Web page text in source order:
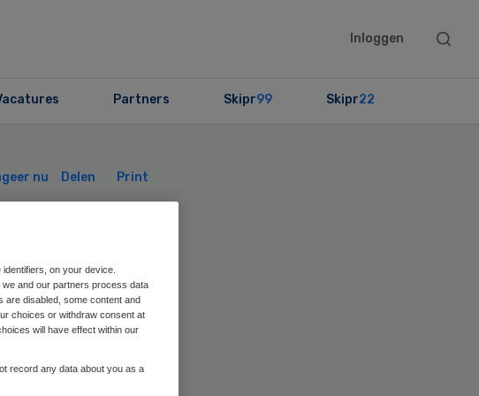
Inloggen
Search
Partners Skipr99 Skipr22
nu Delen Print
SG
on your device.
and our partners process data
are disabled, some content and
choices or withdraw consent at
will have effect within our
record any data about you as a